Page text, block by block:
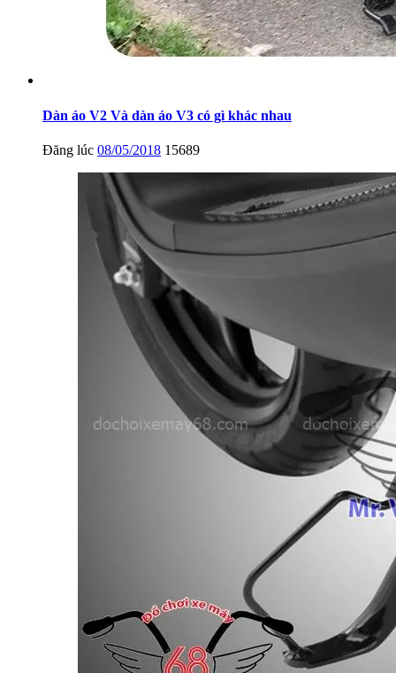
Dàn áo V2 Và dàn áo V3 có gì khác nhau
Đăng lúc 08/05/2018 15689